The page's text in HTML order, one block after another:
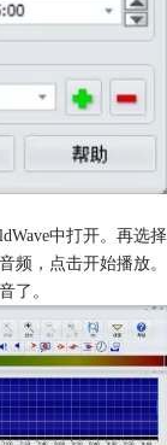
中打开。再选择
频，点击开始播放。
了。